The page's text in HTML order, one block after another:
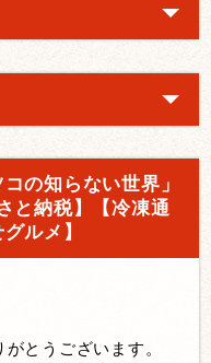
の知らない世界」
と納税】【冷凍通
ルメ】
とうございます。